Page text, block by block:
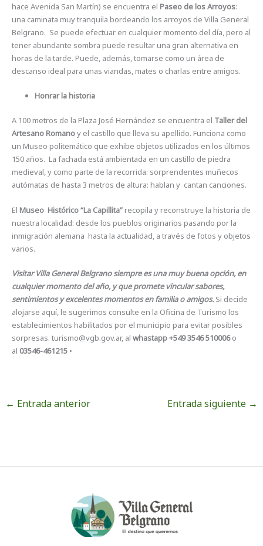
hace Avenida San Martín) se encuentra elPaseo de los Arroyos:
una caminata muy tranquila bordeando los arroyos de Villa General
Belgrano. Se puede efectuar en cualquier momento del día, pero al
tener abundante sombra puede resultar una gran alternativa en
horas de la tarde. Puede, además, tomarse como un área de
descanso ideal para unas viandas, mates o charlas entre amigos.
Honrar la historia
A 100 metros de la Plaza José Hernández se encuentra el Taller del
Artesano Romanoy el castillo que lleva su apellido. Funciona como
un Museo politemático que exhibe objetos utilizados en los últimos
150 años. La fachada está ambientada en un castillo de piedra
medieval, y como parte de la recorrida: sorprendentes muñecos
autómatas de hasta 3 metros de altura: hablan y cantan canciones.
ElMuseo Histórico “La Capillita”recopila y reconstruye la historia de
nuestra localidad: desde los pueblos originarios pasando por la
inmigración alemana hasta la actualidad, a través de fotos y objetos
varios.
Visitar Villa General Belgrano siempre es una muy buena opción, en
cualquier momento del año, y que promete vincular sabores,
sentimientos y excelentes momentos en familia o amigos.Si decide
alojarse aquí, le sugerimos consulte en la Oficina de Turismo los
establecimientos habilitados por el municipio para evitar posibles
sorpresas.turismo@vgb.gov.ar, alwhastapp +549 3546 510006o
al 03546-461215 •
← Entrada anterior Entrada siguiente →